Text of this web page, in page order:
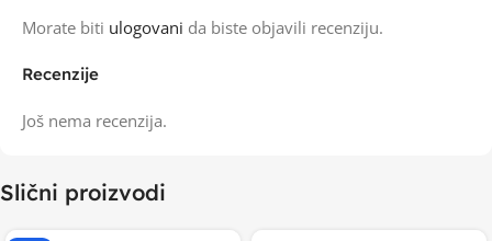
Recenzije
Još nema recenzija.
Morate biti ulogovani da biste objavili recenziju.
Slični proizvodi